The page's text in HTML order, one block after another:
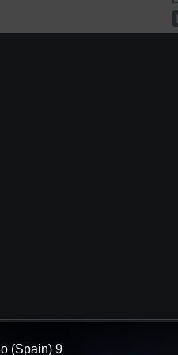
(Spain) 9